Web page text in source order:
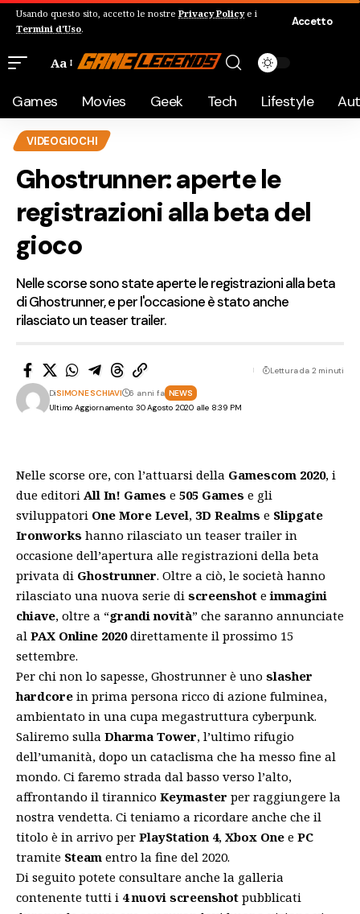
Usando questo sito, accetto le nostre Privacy Policye i
Termini d'Uso.
Accetto
Aa
Games Movies Geek Tech Lifestyle
VIDEOGIOCHI
Ghostrunner: aperte le
registrazioni alla beta del
gioco
Nelle scorse sono state aperte le registrazioni alla beta
di Ghostrunner, e per l'occasione è stato anche
rilasciato un teaser trailer.
Ultimo Aggiornamento: 30 Agosto 2020 alle 8:39 PM
DiSIMONE SCHIAVI 6 anni fa NEWS
Lettura da 2 minuti
Nelle scorse ore, con l’attuarsi della Gamescom 2020, i
due editori All In! Games e 505 Games e gli
sviluppatori One More Level, 3D Realms e Slipgate
Ironworks hanno rilasciato un teaser trailer in
occasione dell’apertura alle registrazioni della beta
privata di Ghostrunner. Oltre a ciò, le società hanno
rilasciato una nuova serie di screenshot eimmagini
chiave, oltre a “grandi novità” che saranno annunciate
al PAX Online 2020direttamente il prossimo 15
settembre.
Per chi non lo sapesse, Ghostrunner è uno slasher
hardcore in prima persona ricco di azione fulminea,
ambientato in una cupa megastruttura cyberpunk.
Saliremo sulla Dharma Tower, l’ultimo rifugio
dell’umanità, dopo un cataclisma che ha messo fine al
mondo. Ci faremo strada dal basso verso l’alto,
affrontando il tirannico Keymaster per raggiungere la
nostra vendetta. Ci teniamo a ricordare anche che il
titolo è in arrivo per PlayStation 4, Xbox One e PC
tramite Steam entro la fine del 2020.
Di seguito potete consultare anche la galleria
contenente tutti i 4 nuovi screenshot pubblicati